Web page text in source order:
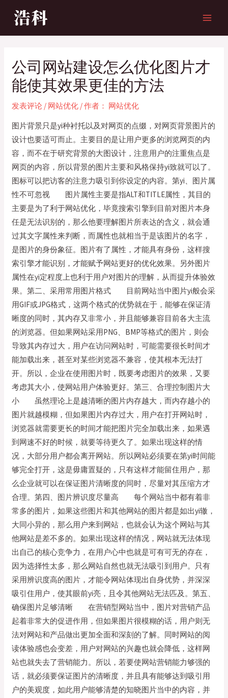
内
公司网站建设怎么优化图片才
能使其效果更佳的方法
发表评论 / 网站优化 / 作者： 网站优化
图片背景只是yi种衬托以及对网页的点缀，对网页背景图片的
设计也要适可而止。主要目的是让用户更多的浏览网页的内
容，而不在于研究背景的大图设计，注意用户的注重焦点是
网页的内容，所以背景的图片主要和风格保持yi致就可以了。
图标可以把访客的注意力吸引到你设定的内容。第yi、图片属
性不可忽视 图片属性主要是指ALT和TITLE属性，其目的
主要是为了利于网站优化，毕竟搜索引擎到目前对图片本身
任是无法识别的，那么他要理解图片所表达的含义，就会通
过其文字属性来判断，而属性也就相当于是该图片的名字，
是图片的身份象征。图片有了属性，才能具有身份，这样搜
索引擎才能识别，才能赋予网站更好的优化效果。另外图片
属性在yi定程度上也利于用户对图片的理解，从而提升体验效
果。第二、采用常用图片格式 目前网站当中图片yi般会采
用GIF或JPG格式，这两个格式的优势就在于，能够在保证清
晰度的同时，其内存又非常小，并且能够兼容目前各大主流
的浏览器。但如果网站采用PNG、BMP等格式的图片，则会
导致其内存过大，用户在访问网站时，可能需要很长时间才
能加载出来，甚至对某些浏览器不兼容，使其根本无法打
开。所以，企业在使用图片时，既要考虑图片的效果，又要
考虑其大小，使网站用户体验更好。第三、合理控制图片大
小 虽然理论上是越清晰的图片内存越大，而内存越小的
图片就越模糊，但如果图片内存过大，用户在打开网站时，
浏览器就需要更长的时间才能把图片完全加载出来，如果遇
到网速不好的时候，就要等待更久了。如果出现这样的情
况，大部分用户都会离开网站。所以网站必须要在第yi时间能
够完全打开，这是毋庸置疑的，只有这样才能留住用户，那
么企业就可以在保证图片清晰度的同时，尽量对其压缩方才
合理。第四、图片辨识度尽量高 每个网站当中都有着非
常多的图片，如果这些图片和其他网站的图片都是如出yi辙，
大同小异的，那么用户来到网站，也就会认为这个网站与其
他网站是差不多的。如果出现这样的情况，网站就无法体现
出自己的核心竞争力，在用户心中也就是可有可无的存在，
因为选择性太多，那么网站自然也就无法吸引到用户。只有
采用辨识度高的图片，才能令网站体现出自身优势，并深深
吸引住用户，使其眼前yi亮，且令其他网站无法匹及。第五、
确保图片足够清晰 在营销型网站当中，图片对营销产品
起着非常大的促进作用，但如果图片很模糊的话，用户则无
法对网站和产品做出更加全面和深刻的了解。同时网站的阅
读体验感也会变差，用户对网站的兴趣也就会降低，这样网
站也就失去了营销能力。所以，若要使网站营销能力够强的
话，就必须要保证图片的清晰度，并且具有能够达到吸引用
户的美观度，如此用户能够清楚的知晓图片当中的内容，并